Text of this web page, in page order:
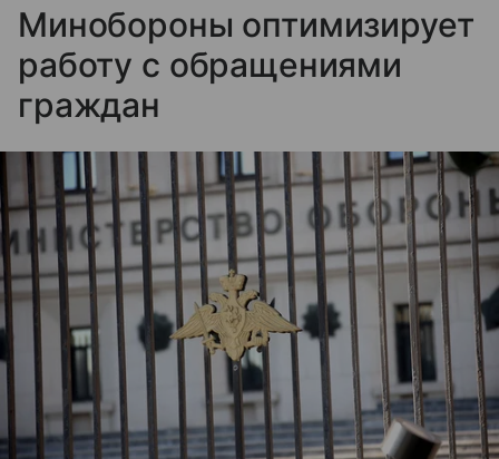
Минобороны оптимизирует
работу с обращениями
граждан